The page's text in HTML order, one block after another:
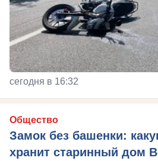
сегодня в 16:32
Общество
Замок без башенки:
хранит старинный дом